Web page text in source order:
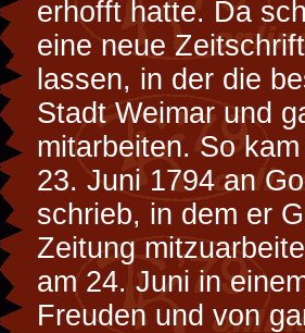
erhofft hatte. Da
eine neue
lassen, in der die
Stadt Weimar und
mitarbeiten. So
23. Juni 1794 an
schrieb, in dem er
Zeitung
am 24. Juni in
Freuden und von